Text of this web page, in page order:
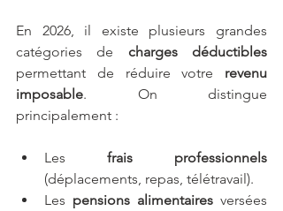
En 2026, il existe plusieurs grandes
catégories de charges déductibles
permettant de réduire votre revenu
imposable. On distingue
principalement :
Les frais professionnels
(déplacements, repas, télétravail).
Les pensions alimentaires versées